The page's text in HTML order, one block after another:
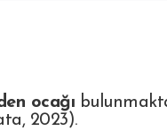
ocağı
2023).